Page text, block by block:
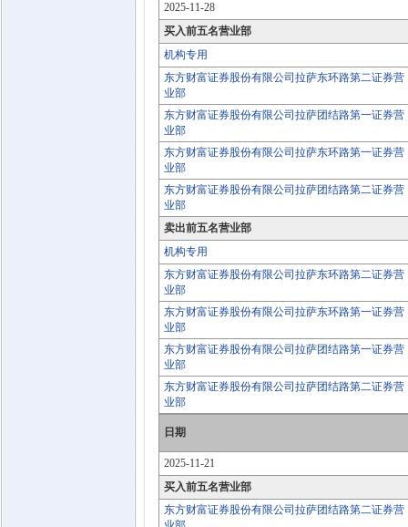
2025-11-28
买入前五名营业部
机构专用
东方财富证券股份有限公司拉萨东环路第二证券营
业部
东方财富证券股份有限公司拉萨团结路第一证券营
业部
东方财富证券股份有限公司拉萨东环路第一证券营
业部
东方财富证券股份有限公司拉萨团结路第二证券营
业部
卖出前五名营业部
机构专用
东方财富证券股份有限公司拉萨东环路第二证券营
业部
东方财富证券股份有限公司拉萨东环路第一证券营
业部
东方财富证券股份有限公司拉萨团结路第一证券营
业部
东方财富证券股份有限公司拉萨团结路第二证券营
业部
日期
2025-11-21
买入前五名营业部
东方财富证券股份有限公司拉萨团结路第二证券营